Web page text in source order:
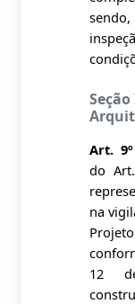
Art. 9º
do
na
12